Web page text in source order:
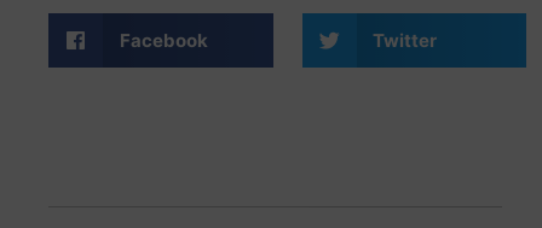
Facebook Twitter